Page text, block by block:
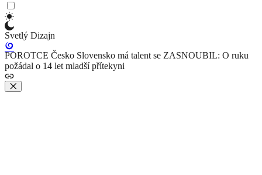
Svetlý Dizajn
POROTCE Česko Slovensko má talent se ZASNOUBIL: O ruku
požádal o 14 let mladší přítekyni